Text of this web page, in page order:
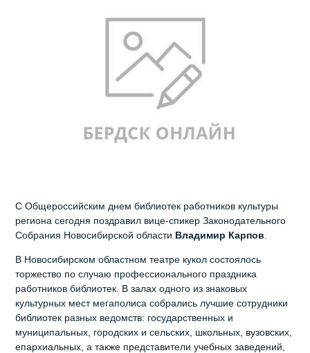
С Общероссийским днем библиотек работников культуры
региона сегодня поздравил вице-спикер Законодательного
Собрания Новосибирской области Владимир Карпов
В Новосибирском областном театре кукол состоялось
торжество по случаю профессионального праздника
работников библиотек. В залах одного из знаковых
культурных мест мегаполиса собрались лучшие сотрудники
библиотек разных ведомств: государственных и
муниципальных, городских и сельских, школьных, вузовских,
епархиальных, а также представители учебных заведений,